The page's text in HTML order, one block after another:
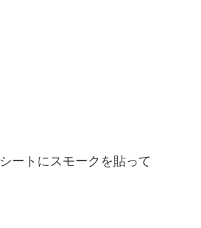
ートにスモークを貼って